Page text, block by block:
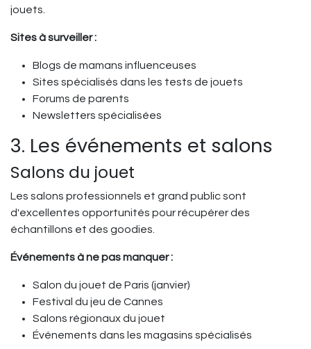
jouets.
Sites à surveiller :
Blogs de mamans influenceuses
Sites spécialisés dans les tests de jouets
Forums de parents
Newsletters spécialisées
3. Les événements et salons
Salons du jouet
Les salons professionnels et grand public sont
d'excellentes opportunités pour récupérer des
échantillons et des goodies.
Événements à ne pas manquer :
Salon du jouet de Paris (janvier)
Festival du jeu de Cannes
Salons régionaux du jouet
Événements dans les magasins spécialisés